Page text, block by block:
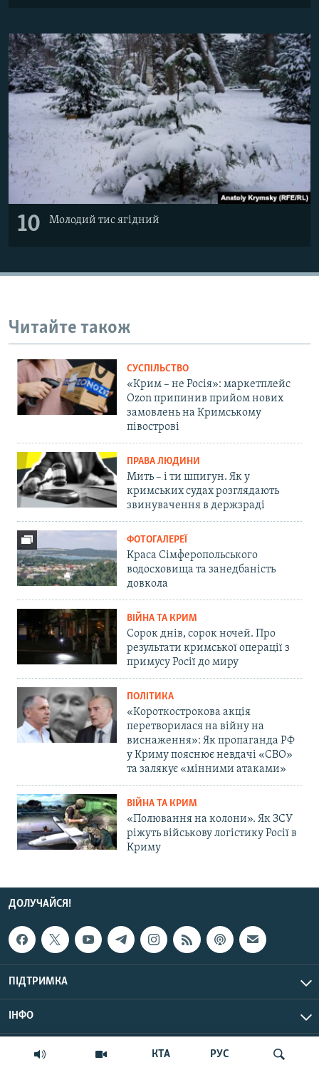
КТА РУС
10 Молодий тис ягідний
Читайте також
СУСПІЛЬСТВО
«Крим – не Росія»: маркетплейс
Ozon припинив прийом нових
замовлень на Кримському
півострові
ПРАВА ЛЮДИНИ
Мить – і ти шпигун. Як у
кримських судах розглядають
звинувачення в держзраді
ФОТОГАЛЕРЕЇ
Краса Сімферопольського
водосховища та занедбаність
довкола
ВІЙНА ТА КРИМ
Сорок днів, сорок ночей. Про
результати кримської операції з
примусу Росії до миру
ПОЛІТИКА
«Короткострокова акція
перетворилася на війну на
виснаження»: Як пропаганда РФ
у Криму пояснює невдачі «СВО»
та залякує «мінними атаками»
ВІЙНА ТА КРИМ
«Полювання на колони». Як ЗСУ
ріжуть військову логістику Росії в
Криму
ДОЛУЧАЙСЯ!
ПІДТРИМКА
ІНФО
© Крим.Реалії, 2026 | Усі права застережено.